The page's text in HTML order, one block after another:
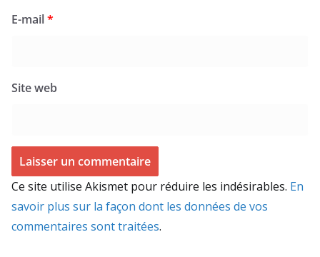
E-mail*
Site web
Ce site utilise Akismet pour réduire les indésirables. En
savoir plus sur la façon dont les données de vos
commentaires sont traitées.